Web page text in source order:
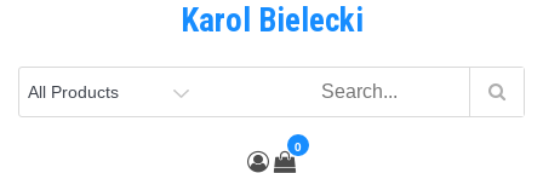
content
Karol Bielecki
0